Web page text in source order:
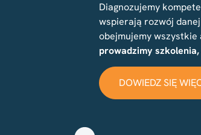
Diagnozujemy
wspierają rozwój
obejmujemy
prowadzimy
DOWIEDZ SIĘ